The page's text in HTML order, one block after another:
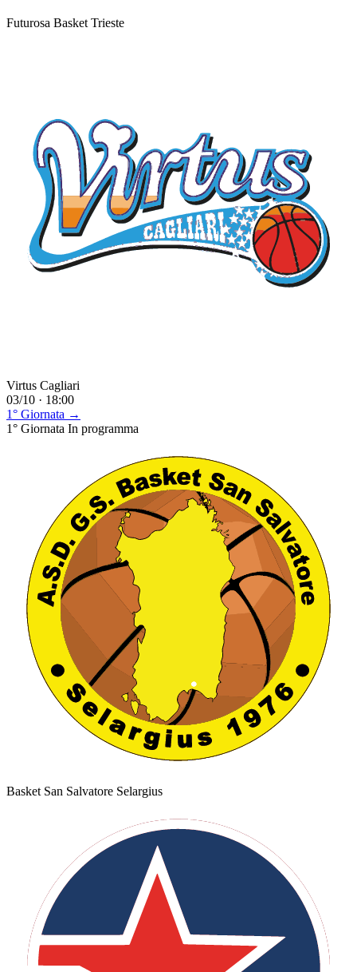
Futurosa Basket Trieste
Virtus Cagliari
03/10 · 18:00
1° Giornata →
1° Giornata In programma
Basket San Salvatore Selargius